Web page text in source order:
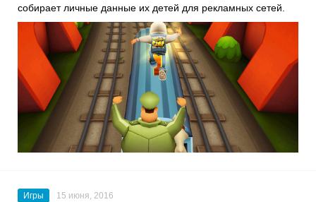
собирает личные данные их детей для рекламных сетей.
Игры 15 июня, 2016